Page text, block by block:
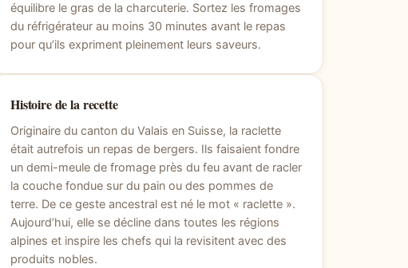
équilibre le gras de la charcuterie. Sortez les fromages
du réfrigérateur au moins 30 minutes avant le repas
pour qu’ils expriment pleinement leurs saveurs.
Histoire de la recette
Originaire du canton du Valais en Suisse, la raclette
était autrefois un repas de bergers. Ils faisaient fondre
un demi-meule de fromage près du feu avant de racler
la couche fondue sur du pain ou des pommes de
terre. De ce geste ancestral est né le mot « raclette ».
Aujourd’hui, elle se décline dans toutes les régions
alpines et inspire les chefs qui la revisitent avec des
produits nobles.